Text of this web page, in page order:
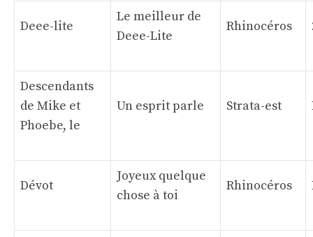
Deee-lite
Le meilleur de
Deee-Lite
Rhinocéros
Descendants
de Mike et
Phoebe, le
Un esprit parle Strata-est
Dévot
Joyeux quelque
chose à toi
Rhinocéros